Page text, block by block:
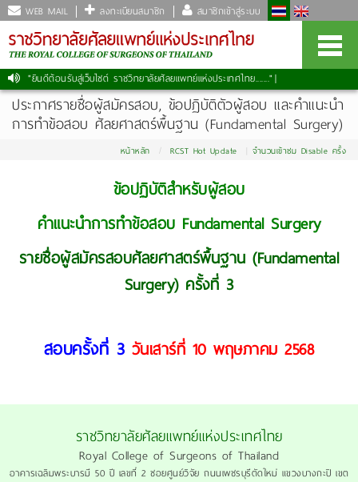
WEB MAIL ลงทะเบียนสมาชิก สมาชิกเข้าสู่ระบบ
"ยินดีต้อนรับสู่เว็บไซต์ ราชวิทยาลัยศัลยแพทย์แห่งประเทศไทย......." |
ประกาศรายชื่อผู้สมัครสอบ, ข้อปฏิบัติตัวผู้สอบ และคำแนะนำ
การทำข้อสอบ ศัลยศาสตร์พื้นฐาน (Fundamental Surgery)
หน้าหลัก RCST Hot Update จำนวนเข้าชม Disable ครั้ง
ข้อปฏิบัติสำหรับผู้สอบ
คำแนะนำการทำข้อสอบ Fundamental Surgery
รายชื่อผู้สมัครสอบศัลยศาสตร์พื้นฐาน (Fundamental
Surgery) ครั้งที่ 3
สอบครั้งที่ 3 วันเสาร์ที่ 10 พฤษภาคม 2568
ราชวิทยาลัยศัลยแพทย์แห่งประเทศไทย
Royal College of Surgeons of Thailand
อาคารเฉลิมพระบารมี 50 ปี เลขที่ 2 ซอยศูนย์วิจัย ถนนเพชรบุรีตัดใหม่ แขวงบางกะปิ เขต